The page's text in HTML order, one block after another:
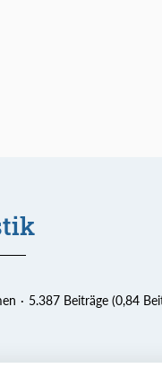
5.387 Beiträge (0,84